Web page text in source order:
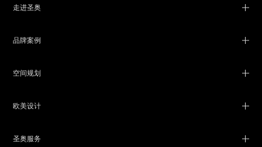
走进圣奥
品牌案例
空间规划
欧美设计
圣奥服务